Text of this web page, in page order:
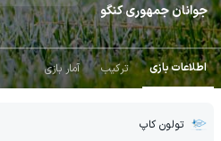
جوانان جمهوری کنگو
اطلاعات بازی ترکیب آمار بازی
تولون کاپ